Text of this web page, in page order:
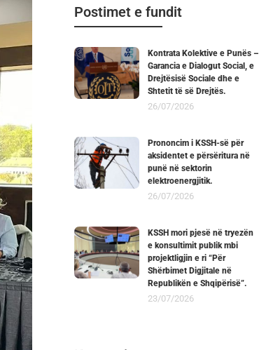
Postimet e fundit
Kontrata Kolektive e Punës –
Garancia e Dialogut Social, e
Drejtësisë Sociale dhe e
Shtetit të së Drejtës.
26/07/2026
Prononcim i KSSH-së për
aksidentet e përsëritura në
punë në sektorin
elektroenergjitik.
26/07/2026
KSSH mori pjesë në tryezën
e konsultimit publik mbi
projektligjin e ri “Për
Shërbimet Digjitale në
Republikën e Shqipërisë”.
23/07/2026